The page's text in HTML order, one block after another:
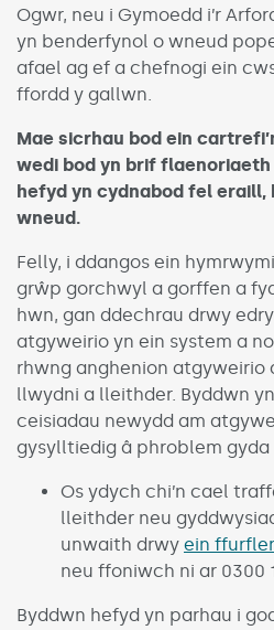
Ogwr, neu i Gymoedd i’r
yn benderfynol o wneud
afael ag ef a chefnogi ein
ffordd y gallwn.
Mae sicrhau bod ein
wedi bod yn brif flaenoriaeth
hefyd yn cydnabod fel eraill,
wneud.
Felly, i ddangos ein
grŵp gorchwyl a gorffen a
hwn, gan ddechrau drwy
atgyweirio yn ein system a
rhwng anghenion atgyweirio
llwydni a lleithder. Byddwn
ceisiadau newydd am
gysylltiedig â phroblem gyda
Os ydych chi’n cael
lleithder neu
unwaith drwy ein
neu ffoniwch ni ar 0300
Byddwn hefyd yn parhau i